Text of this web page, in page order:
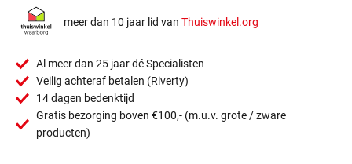
meer dan 10 jaar lid van Thuiswinkel.org
Al meer dan 25 jaar dé Specialisten
Veilig achteraf betalen (Riverty)
14 dagen bedenktijd
Gratis bezorging boven €100,- (m.u.v. grote / zware
producten)